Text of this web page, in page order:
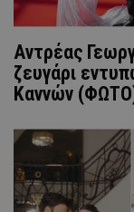
Aντρέας
ζευγάρι
Καννών